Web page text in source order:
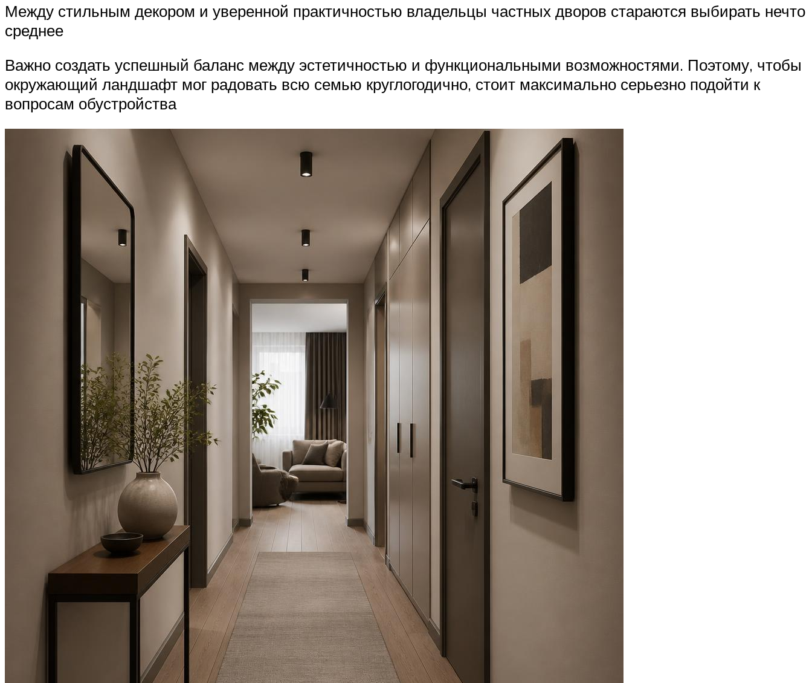
Между стильным декором и уверенной практичностью владельцы частных дворов стараются выбирать нечто
среднее
Важно создать успешный баланс между эстетичностью и функциональными возможностями. Поэтому, чтобы
окружающий ландшафт мог радовать всю семью круглогодично, стоит максимально серьезно подойти к
вопросам обустройства